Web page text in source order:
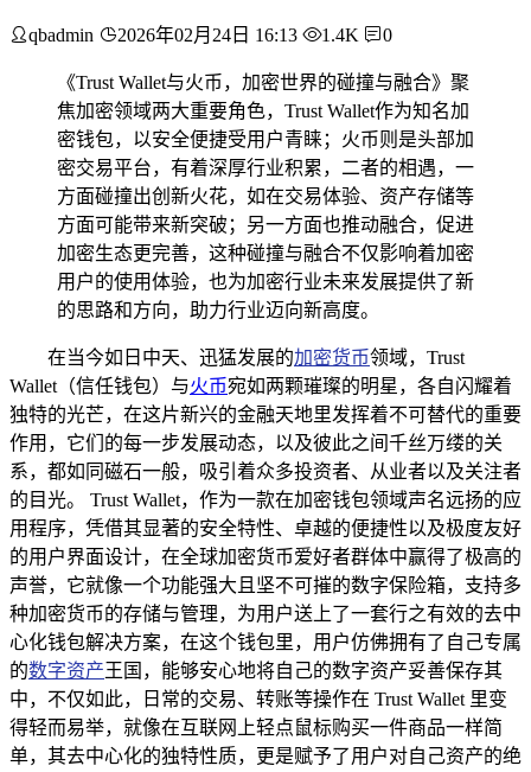
qbadmin 2026年02月24日 16:13 1.4K 0
《Trust Wallet与火币，加密世界的碰撞与融合》聚
焦加密领域两大重要角色，Trust Wallet作为知名加
密钱包，以安全便捷受用户青睐；火币则是头部加
密交易平台，有着深厚行业积累，二者的相遇，一
方面碰撞出创新火花，如在交易体验、资产存储等
方面可能带来新突破；另一方面也推动融合，促进
加密生态更完善，这种碰撞与融合不仅影响着加密
用户的使用体验，也为加密行业未来发展提供了新
的思路和方向，助力行业迈向新高度。
在当今如日中天、迅猛发展的加密货币领域，Trust
Wallet（信任钱包）与火币宛如两颗璀璨的明星，各自闪耀着
独特的光芒，在这片新兴的金融天地里发挥着不可替代的重要
作用，它们的每一步发展动态，以及彼此之间千丝万缕的关
系，都如同磁石一般，吸引着众多投资者、从业者以及关注者
的目光。 Trust Wallet，作为一款在加密钱包领域声名远扬的应
用程序，凭借其显著的安全特性、卓越的便捷性以及极度友好
的用户界面设计，在全球加密货币爱好者群体中赢得了极高的
声誉，它就像一个功能强大且坚不可摧的数字保险箱，支持多
种加密货币的存储与管理，为用户送上了一套行之有效的去中
心化钱包解决方案，在这个钱包里，用户仿佛拥有了自己专属
的数字资产王国，能够安心地将自己的数字资产妥善保存其
中，不仅如此，日常的交易、转账等操作在 Trust Wallet 里变
得轻而易举，就像在互联网上轻点鼠标购买一件商品一样简
单，其去中心化的独特性质，更是赋予了用户对自己资产的绝